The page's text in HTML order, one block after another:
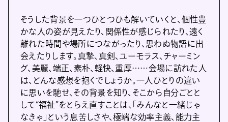
そうした背景を一つひとつひも解いていくと、個性豊
かな人の姿が見えたり、関係性が感じられたり、遠く
離れた時間や場所につながったり、思わぬ物語に出
会えたりします。真摯、真剣、ユーモラス、チャーミン
グ、美麗、端正、素朴、軽快、重厚……会場に訪れた人
は、どんな感想を抱くでしょうか。一人ひとりの違い
に思いを馳せ、その背景を知り、そこから自分ごとと
して“福祉”をとらえ直すことは、「みんなと一緒じゃ
なきゃ」という息苦しさや、極端な効率主義、能力主